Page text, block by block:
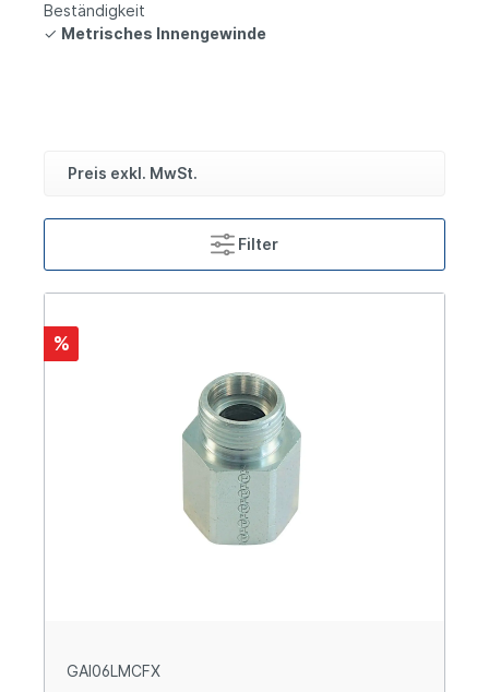
Beständigkeit
✓ Metrisches Innengewinde
Preis exkl. MwSt.
Filter
%
GAI06LMCFX